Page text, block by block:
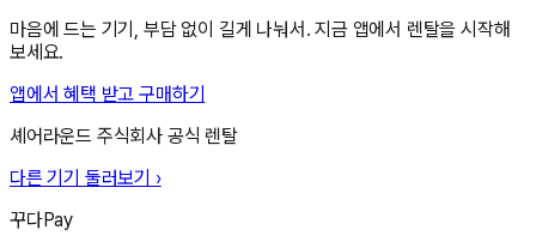
마음에 드는 기기, 부담 없이 길게 나눠서. 지금 앱에서 렌탈을 시작해
보세요.
앱에서 혜택 받고 구매하기
셰어라운드 주식회사 공식 렌탈
다른 기기 둘러보기 ›
꾸다Pay